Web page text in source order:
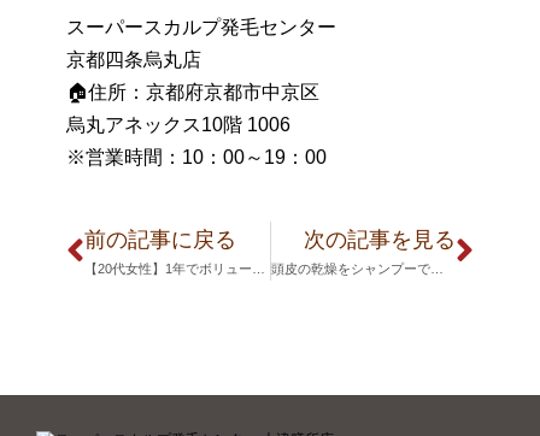
スーパースカルプ発毛センター
京都四条烏丸店
🏠住所：京都府京都市中京区
烏丸アネックス10階 1006
※営業時間：10：00～19：00
前の記事に戻る 次の記事を見る
頭皮の乾燥をシャンプーで保湿！？